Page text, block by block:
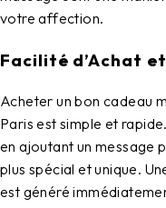
votre affection.
Facilité d’Achat
Acheter un bon cadeau
Paris est simple et
en ajoutant un message
plus spécial et unique.
est généré